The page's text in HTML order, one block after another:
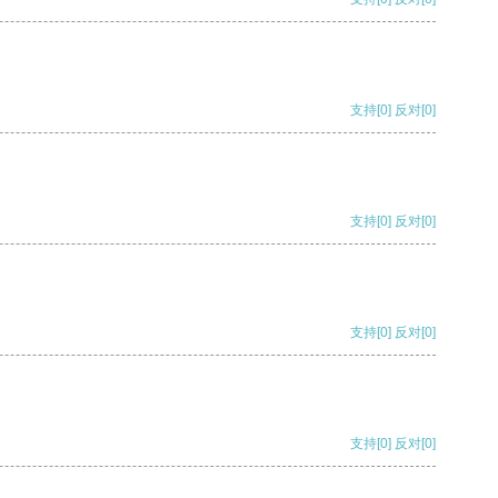
支持[0] 反对[0]
支持[0] 反对[0]
支持[0] 反对[0]
支持[0] 反对[0]